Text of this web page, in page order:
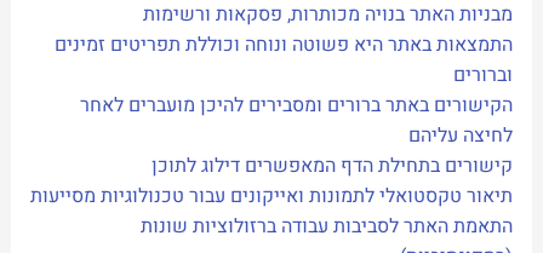
מבניות האתר בנויה מכותרות, פסקאות ורשימות
התמצאות באתר היא פשוטה ונוחה וכוללת תפריטים זמינים
וברורים
הקישורים באתר ברורים ומסבירים להיכן מועברים לאחר
לחיצה עליהם
קישורים בתחילת הדף המאפשרים דילוג לתוכן
תיאור טקסטואלי לתמונות ואייקונים עבור טכנולוגיות מסייעות
התאמת האתר לסביבות עבודה ברזולוציות שונות